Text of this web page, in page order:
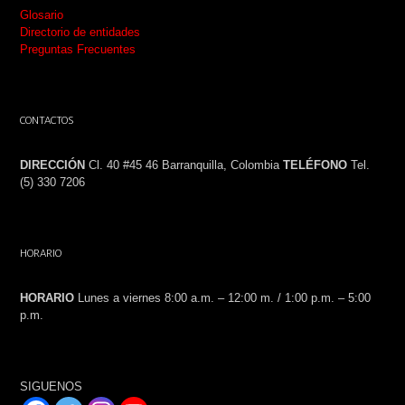
Glosario
Directorio de entidades
Preguntas Frecuentes
CONTACTOS
DIRECCIÓN Cl. 40 #45 46 Barranquilla, Colombia TELÉFONO Tel.
(5) 330 7206
HORARIO
HORARIO Lunes a viernes 8:00 a.m. – 12:00 m. / 1:00 p.m. – 5:00
p.m.
SIGUENOS